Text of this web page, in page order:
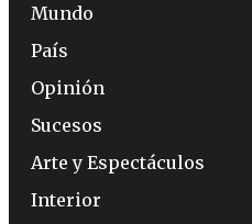
Mundo
País
Opinión
Sucesos
Arte y Espectáculos
Interior